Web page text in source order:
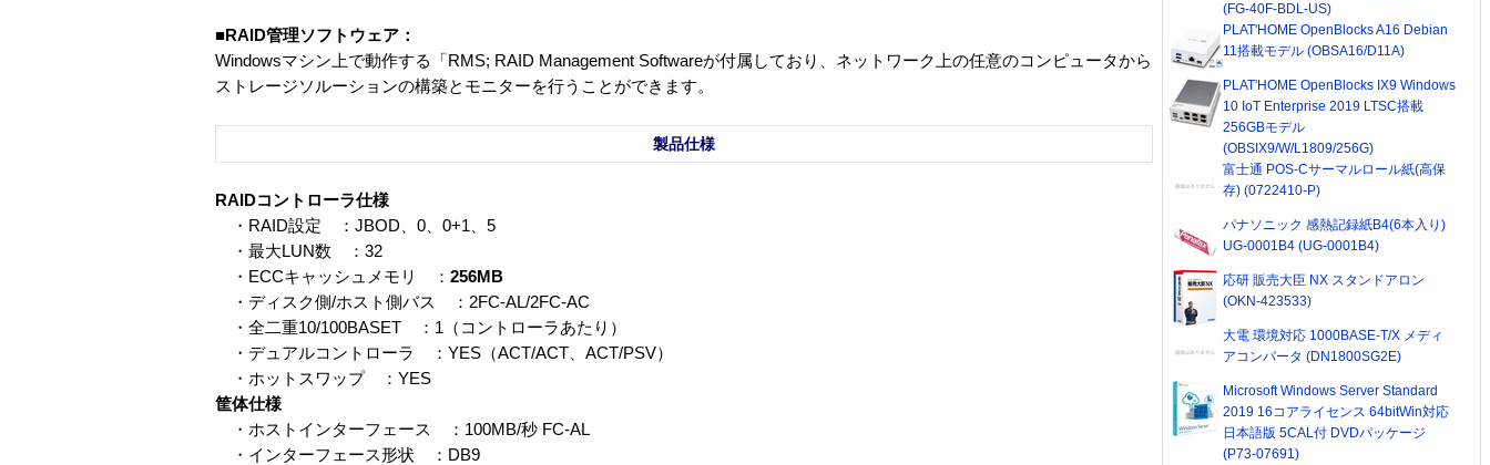
■RAID管理ソフトウェア：
Windowsマシン上で動作する「RMS; RAID Management Softwareが付属しており、ネットワーク上の任意のコンピュータから
ストレージソルーションの構築とモニターを行うことができます。
製品仕様
RAIDコントローラ仕様
・RAID設定 ：JBOD、0、0+1、5
・最大LUN数 ：32
・ECCキャッシュメモリ ： 256MB
・ディスク側/ホスト側バス ：2FC-AL/2FC-AC
・全二重10/100BASET ：1（コントローラあたり）
・デュアルコントローラ ：YES（ACT/ACT、ACT/PSV）
・ホットスワップ ：YES
筐体仕様
・ホストインターフェース ：100MB/秒 FC-AL
・インターフェース形状 ：DB9
(FG-40F-BDL-US)
PLAT'HOME OpenBlocks A16 Debian
11搭載モデル (OBSA16/D11A)
PLAT'HOME OpenBlocks IX9 Windows
10 IoT Enterprise 2019 LTSC搭載
256GBモデル
(OBSIX9/W/L1809/256G)
富士通 POS-Cサーマルロール紙(高保
存) (0722410-P)
パナソニック 感熱記録紙B4(6本入り)
UG-0001B4 (UG-0001B4)
応研 販売大臣 NX スタンドアロン
(OKN-423533)
大電 環境対応 1000BASE-T/X メディ
アコンバータ (DN1800SG2E)
Microsoft Windows Server Standard
2019 16コアライセンス 64bitWin対応
日本語版 5CAL付 DVDパッケージ
(P73-07691)